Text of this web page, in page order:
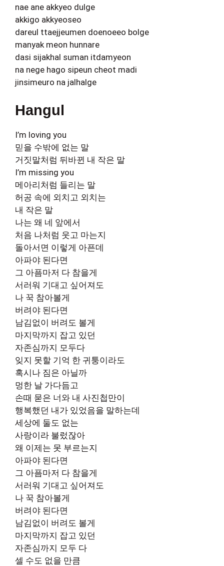
nae ane akkyeo dulge
akkigo akkyeoseo
dareul ttaejjeumen doenoeeo bolge
manyak meon hunnare
dasi sijakhal suman itdamyeon
na nege hago sipeun cheot madi
jinsimeuro na jalhalge
Hangul
I’m loving you
믿을 수밖에 없는 말
거짓말처럼 뒤바뀐 내 작은 말
I’m missing you
메아리처럼 들리는 말
허공 속에 외치고 외치는
내 작은 말
나는 왜 네 앞에서
처음 나처럼 웃고 마는지
돌아서면 이렇게 아픈데
아파야 된다면
그 아픔마저 다 참을게
서러워 기대고 싶어져도
나 꾹 참아볼게
버려야 된다면
남김없이 버려도 볼게
마지막까지 잡고 있던
자존심까지 모두다
잊지 못할 기억 한 귀퉁이라도
혹시나 짐은 아닐까
멍한 날 가다듬고
손때 묻은 너와 내 사진첩만이
행복했던 내가 있었음을 말하는데
세상에 둘도 없는
사랑이라 불렀잖아
왜 이제는 못 부르는지
아파야 된다면
그 아픔마저 다 참을게
서러워 기대고 싶어져도
나 꾹 참아볼게
버려야 된다면
남김없이 버려도 볼게
마지막까지 잡고 있던
자존심까지 모두 다
셀 수도 없을 만큼